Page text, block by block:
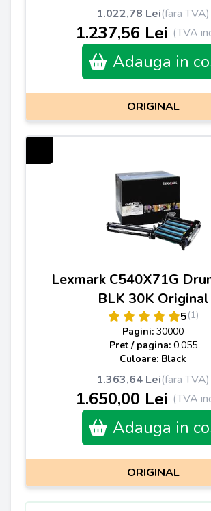
1.022,78 Lei(fara TVA)
1.237,56 Lei (TVA
Adauga in
ORIGINAL
Lexmark C540X71G
BLK 30K Original
5(1)
Pagini: 30000
Pret / pagina: 0.055
Culoare: Black
1.363,64 Lei(fara TVA)
1.650,00 Lei (TVA
Adauga in
ORIGINAL